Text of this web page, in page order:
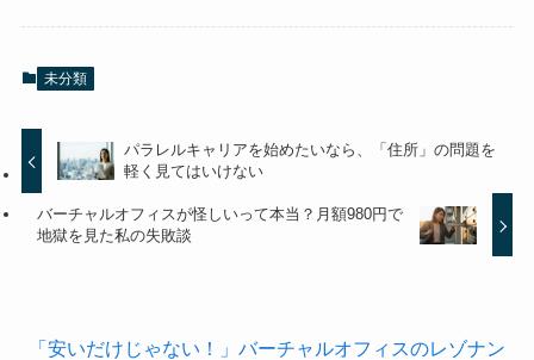
未分類
パラレルキャリアを始めたいなら、「住所」の問題を
軽く見てはいけない
バーチャルオフィスが怪しいって本当？月額980円で
地獄を見た私の失敗談
「安いだけじゃない！」バーチャルオフィスのレゾナン